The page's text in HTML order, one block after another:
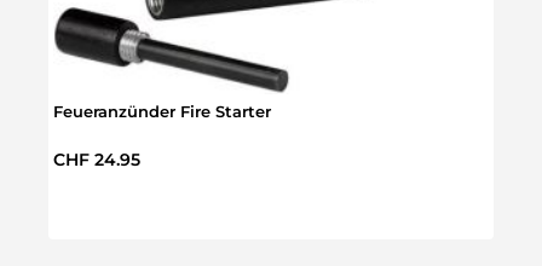
Feueranzünder Fire Starter
Regulärer Preis:
CHF 24.95